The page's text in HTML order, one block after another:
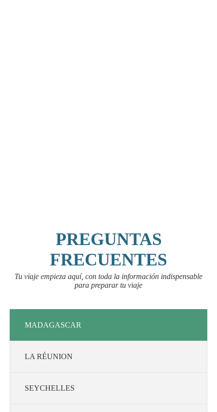
PREGUNTAS
FRECUENTES
Tu viaje empieza aquí, con toda la información indispensable
para preparar tu viaje
MADAGASCAR
LA RÉUNION
SEYCHELLES